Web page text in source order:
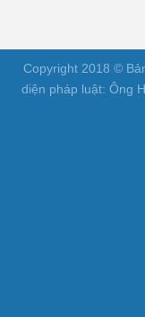
Copyright 2018 ©
diện pháp luật: Ông